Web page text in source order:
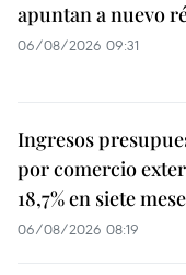
apuntan a nuevo
06/08/2026 09:31
Ingresos
por comercio
18,7% en siete
06/08/2026 08:19